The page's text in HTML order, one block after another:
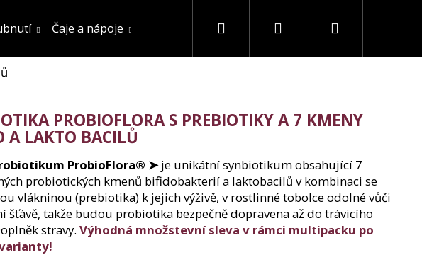
Čaje a nápoje Hledat PřihlášeníNákupní
PROBIOFLORA S PREBIOTIKY A 7 KMENY
A LAKTO BACILŮ
ProbioFlora® ➤je unikátní synbiotikum obsahující 7
probiotických kmenů bifidobakterií a laktobacilů v kombinaci se
vlákninou (prebiotika) k jejich výživě, v rostlinné tobolce odolné vůči
šťávě, takže budou probiotika bezpečně dopravena až do trávicího
stravy. Výhodná množstevní sleva v rámci multipacku po